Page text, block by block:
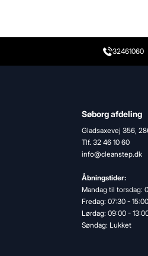
32461060
Søborg afdeling
Gladsaxevej 356,
Tlf. 32 46 10 60
info@cleanstep.dk
Åbningstider:
Mandag til torsdag:
Fredag: 07:30 - 15:00
Lørdag: 09:00 -
Søndag: Lukket